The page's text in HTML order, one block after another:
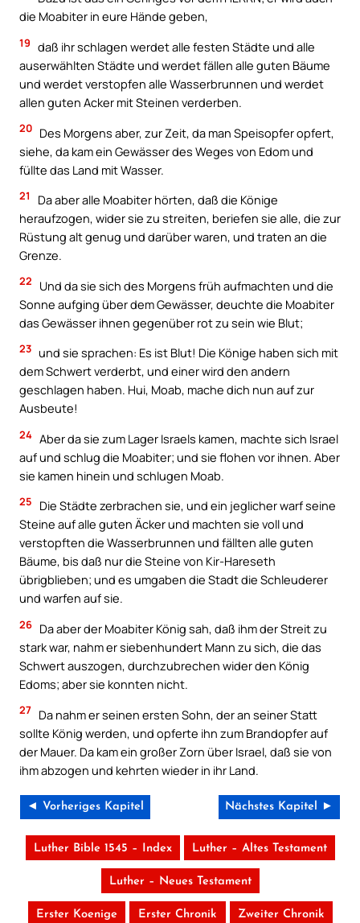
die Moabiter in eure Hände geben,
19 daß ihr schlagen werdet alle festen Städte und alle
auserwählten Städte und werdet fällen alle guten Bäume
und werdet verstopfen alle Wasserbrunnen und werdet
allen guten Acker mit Steinen verderben.
20 Des Morgens aber, zur Zeit, da man Speisopfer opfert,
siehe, da kam ein Gewässer des Weges von Edom und
füllte das Land mit Wasser.
21
Da aber alle Moabiter hörten, daß die Könige
heraufzogen, wider sie zu streiten, beriefen sie alle, die zur
Rüstung alt genug und darüber waren, und traten an die
Grenze.
22
Und da sie sich des Morgens früh aufmachten und die
Sonne aufging über dem Gewässer, deuchte die Moabiter
das Gewässer ihnen gegenüber rot zu sein wie Blut;
23 und sie sprachen: Es ist Blut! Die Könige haben sich mit
dem Schwert verderbt, und einer wird den andern
geschlagen haben. Hui, Moab, mache dich nun auf zur
Ausbeute!
24 Aber da sie zum Lager Israels kamen, machte sich Israel
auf und schlug die Moabiter; und sie flohen vor ihnen. Aber
sie kamen hinein und schlugen Moab.
25
Die Städte zerbrachen sie, und ein jeglicher warf seine
Steine auf alle guten Äcker und machten sie voll und
verstopften die Wasserbrunnen und fällten alle guten
Bäume, bis daß nur die Steine von Kir-Hareseth
übrigblieben; und es umgaben die Stadt die Schleuderer
und warfen auf sie.
26 Da aber der Moabiter König sah, daß ihm der Streit zu
stark war, nahm er siebenhundert Mann zu sich, die das
Schwert auszogen, durchzubrechen wider den König
Edoms; aber sie konnten nicht.
27 Da nahm er seinen ersten Sohn, der an seiner Statt
sollte König werden, und opferte ihn zum Brandopfer auf
der Mauer. Da kam ein großer Zorn über Israel, daß sie von
ihm abzogen und kehrten wieder in ihr Land.
◄ Vorheriges Kapitel Nächstes Kapitel ►
Luther Bible 1545 – Index Luther – Altes Testament
Luther – Neues Testament
Erster Koenige Erster Chronik Zweiter Chronik